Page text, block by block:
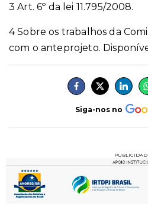
3 Art. 6º da lei 11.795/2008.
4 Sobre os trabalhos da
com o anteprojeto.
Siga-nos no